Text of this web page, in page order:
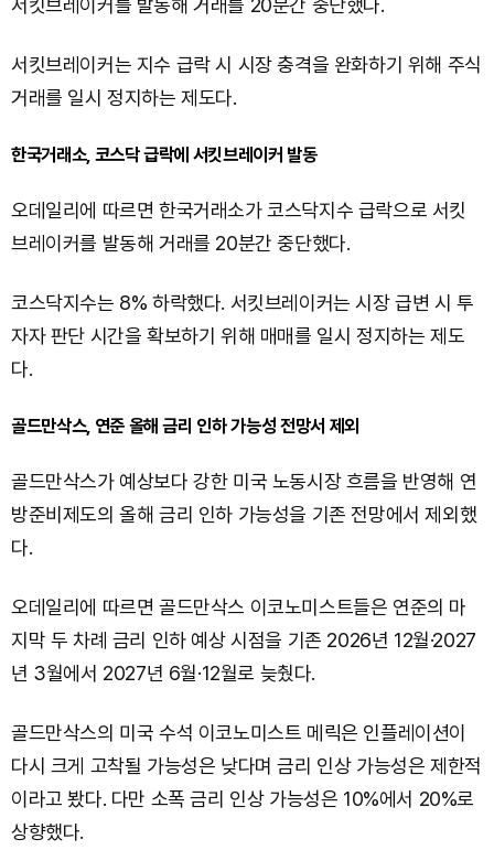
서킷브레이커를 발동해 거래를 20분간 중단했다.
서킷브레이커는 지수 급락 시 시장 충격을 완화하기 위해 주식
거래를 일시 정지하는 제도다.
한국거래소, 코스닥 급락에 서킷브레이커 발동
오데일리에 따르면 한국거래소가 코스닥지수 급락으로 서킷
브레이커를 발동해 거래를 20분간 중단했다.
코스닥지수는 8% 하락했다. 서킷브레이커는 시장 급변 시 투
자자 판단 시간을 확보하기 위해 매매를 일시 정지하는 제도
다.
골드만삭스, 연준 올해 금리 인하 가능성 전망서 제외
골드만삭스가 예상보다 강한 미국 노동시장 흐름을 반영해 연
방준비제도의 올해 금리 인하 가능성을 기존 전망에서 제외했
다.
오데일리에 따르면 골드만삭스 이코노미스트들은 연준의 마
지막 두 차례 금리 인하 예상 시점을 기존 2026년 12월·2027
년 3월에서 2027년 6월·12월로 늦췄다.
골드만삭스의 미국 수석 이코노미스트 메릭은 인플레이션이
다시 크게 고착될 가능성은 낮다며 금리 인상 가능성은 제한적
이라고 봤다. 다만 소폭 금리 인상 가능성은 10%에서 20%로
상향했다.